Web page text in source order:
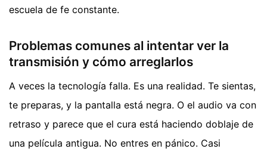
escuela de fe constante.
Problemas comunes al intentar ver la
transmisión y cómo arreglarlos
A veces la tecnología falla. Es una realidad. Te sientas,
te preparas, y la pantalla está negra. O el audio va con
retraso y parece que el cura está haciendo doblaje de
una película antigua. No entres en pánico. Casi